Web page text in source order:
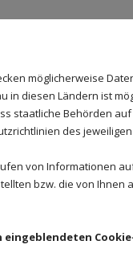
möglicherweise
in diesen Ländern ist
staatliche Behörden
des
von Informationen
bzw. die von Ihnen
eingeblendeten